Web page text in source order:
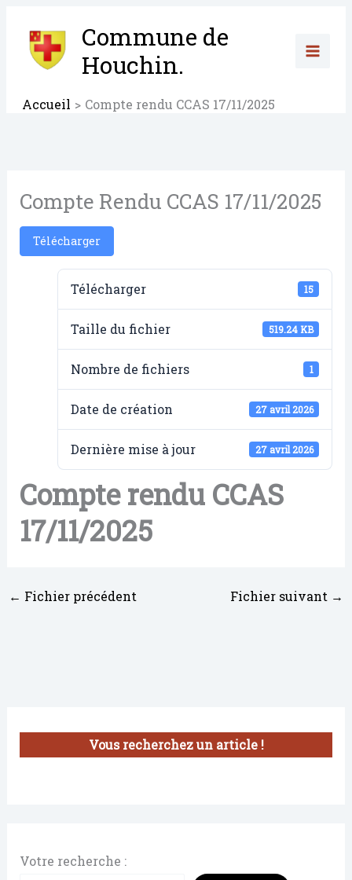
contenu
Commune de
Houchin.
Accueil Compte rendu CCAS 17/11/2025
Compte Rendu CCAS 17/11/2025
Télécharger
Télécharger 15
Taille du fichier 519.24 KB
Nombre de fichiers 1
Date de création 27 avril 2026
Dernière mise à jour 27 avril 2026
Compte rendu CCAS
17/11/2025
← Fichier précédent Fichier suivant →
Vous recherchez un article !
Votre recherche :